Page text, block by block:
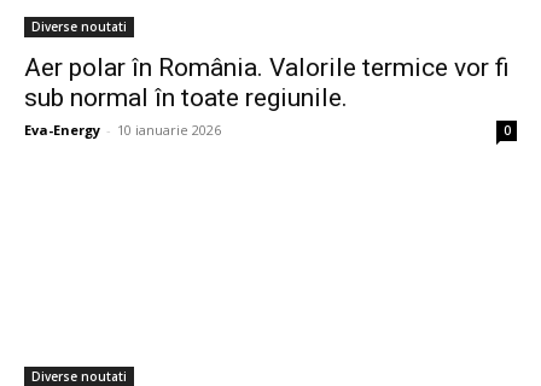
Diverse noutati
Aer polar în România. Valorile termice vor fi
sub normal în toate regiunile.
Eva-Energy - 10 ianuarie 2026 0
Diverse noutati